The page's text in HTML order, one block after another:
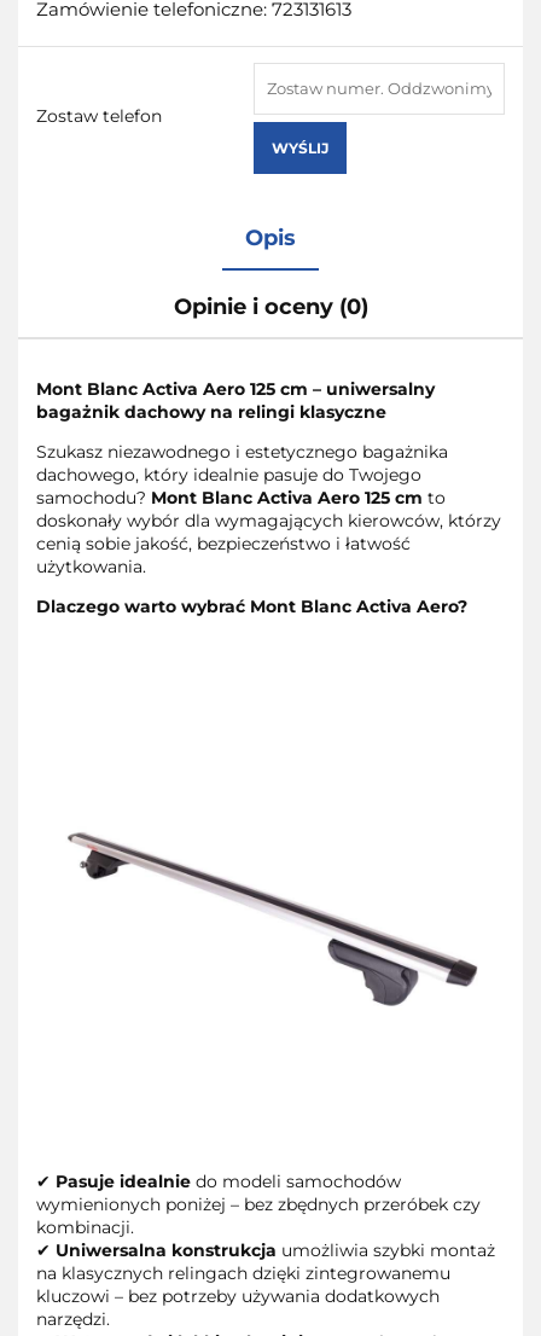
Zamówienie telefoniczne: 723131613
Zostaw telefon
WYŚLIJ
Opis
Opinie i oceny (0)
Mont Blanc Activa Aero 125 cm – uniwersalny
bagażnik dachowy na relingi klasyczne
Szukasz niezawodnego i estetycznego bagażnika
dachowego, który idealnie pasuje do Twojego
samochodu? Mont Blanc Activa Aero 125 cm to
doskonały wybór dla wymagających kierowców, którzy
cenią sobie jakość, bezpieczeństwo i łatwość
użytkowania.
Dlaczego warto wybrać Mont Blanc Activa Aero?
✔ Pasuje idealnie do modeli samochodów
wymienionych poniżej – bez zbędnych przeróbek czy
kombinacji.
✔ Uniwersalna konstrukcja umożliwia szybki montaż
na klasycznych relingach dzięki zintegrowanemu
kluczowi – bez potrzeby używania dodatkowych
narzędzi.